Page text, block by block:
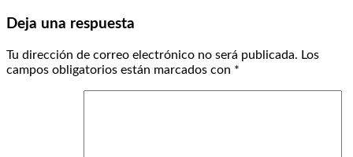
Deja una respuesta
Tu dirección de correo electrónico no será publicada. Los
campos obligatorios están marcados con *